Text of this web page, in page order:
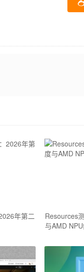
年第二
Resources
与AMD